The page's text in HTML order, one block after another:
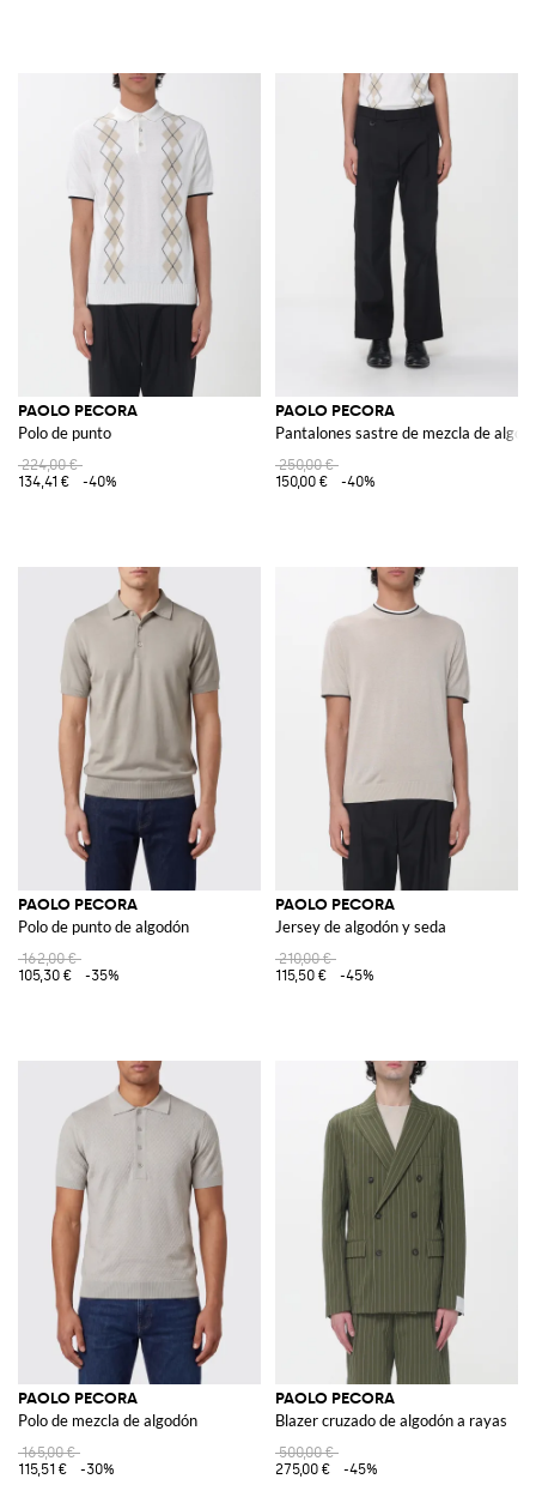
PAOLO PECORA
Polo de punto
224,00 €
134,41 €
-40%
PAOLO PECORA
Pantalones sastre de mezcla de
250,00 €
150,00 €
-40%
PAOLO PECORA
Polo de punto de algodón
162,00 €
105,30 €
-35%
PAOLO PECORA
Jersey de algodón y seda
210,00 €
115,50 €
-45%
PAOLO PECORA
Polo de mezcla de algodón
165,00 €
115,51 €
-30%
PAOLO PECORA
Blazer cruzado de algodón a rayas
500,00 €
275,00 €
-45%